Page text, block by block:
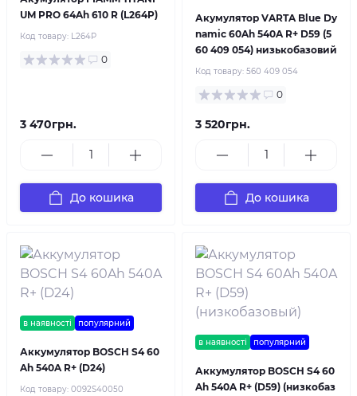
UM PRO 64Ah 610 R (L264P)
Код товару: L264P
0
3 470грн.
До кошика
Акумулятор VARTA Blue Dy
namic 60Ah 540A R+ D59 (5
60 409 054) низькобазовий
Код товару: 560 409 054
0
3 520грн.
До кошика
в наявності популярний
Аккумулятор BOSCH S4 60
Ah 540A R+ (D24)
Код товару: 0092S40050
в наявності популярний
Аккумулятор BOSCH S4 60
Ah 540A R+ (D59) (низкобаз